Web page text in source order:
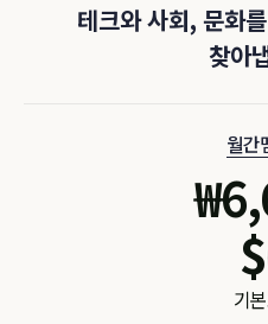
테크와 사회, 문화
찾아
월간
₩
$
기